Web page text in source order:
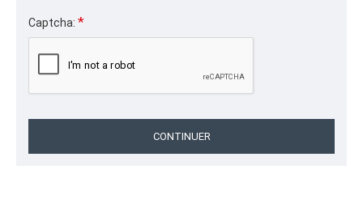
Captcha:
CONTINUER